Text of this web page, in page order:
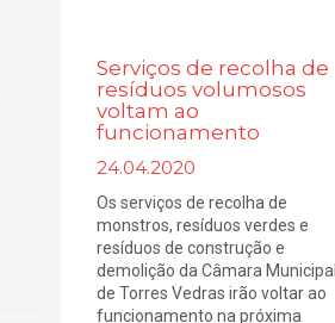
Serviços de recolha de
resíduos volumosos
voltam ao
funcionamento
24.04.2020
Os serviços de recolha de
monstros, resíduos verdes e
resíduos de construção e
demolição da Câmara Municipal
de Torres Vedras irão voltar ao
funcionamento na próxima